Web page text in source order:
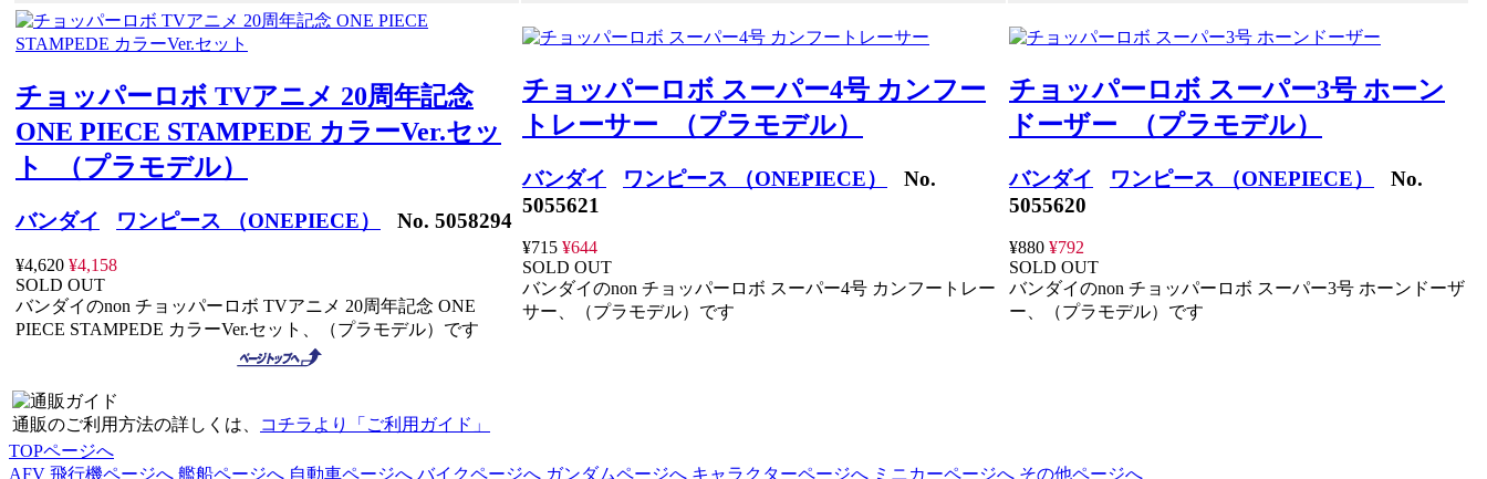
チョッパーロボ TVアニメ 20周年記念
ONE PIECE STAMPEDE カラーVer.セッ
ト （プラモデル）
バンダイ ワンピース （ONEPIECE） No. 5058294
¥4,620 ¥4,158
SOLD OUT
バンダイのnon チョッパーロボ TVアニメ 20周年記念 ONE
PIECE STAMPEDE カラーVer.セット、（プラモデル）です
チョッパーロボ スーパー4号 カンフー
トレーサー （プラモデル）
バンダイ ワンピース （ONEPIECE）
No.
5055621
¥715 ¥644
SOLD OUT
バンダイのnon チョッパーロボ スーパー4号 カンフートレー
サー、（プラモデル）です
チョッパーロボ スーパー3号 ホーン
ドーザー （プラモデル）
バンダイ ワンピース （ONEPIECE）
No.
5055620
¥880 ¥792
SOLD OUT
バンダイのnon チョッパーロボ スーパー3号 ホーンドーザ
ー、（プラモデル）です
通販のご利用方法の詳しくは、
コチラより「ご利用ガイド」
TOPページへ
AFV 飛行機ページへ 艦船ページへ 自動車ページへ バイクページへ ガンダムページへ キャラクターページへ ミニカーページへ その他ページへ